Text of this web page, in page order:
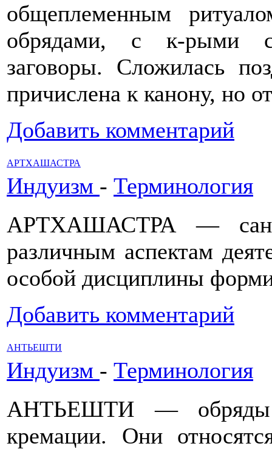
общеплеменным
обрядами, с к-рыми
заговоры. Сложилась
причислена к канону, но
Добавить комментарий
АРТХАШАСТРА
Индуизм - Терминология
АРТХАШАСТРА —
различным аспектам
особой дисциплины
Добавить комментарий
АНТЬЕШТИ
Индуизм - Терминология
АНТЬЕШТИ — обряды
кремации. Они